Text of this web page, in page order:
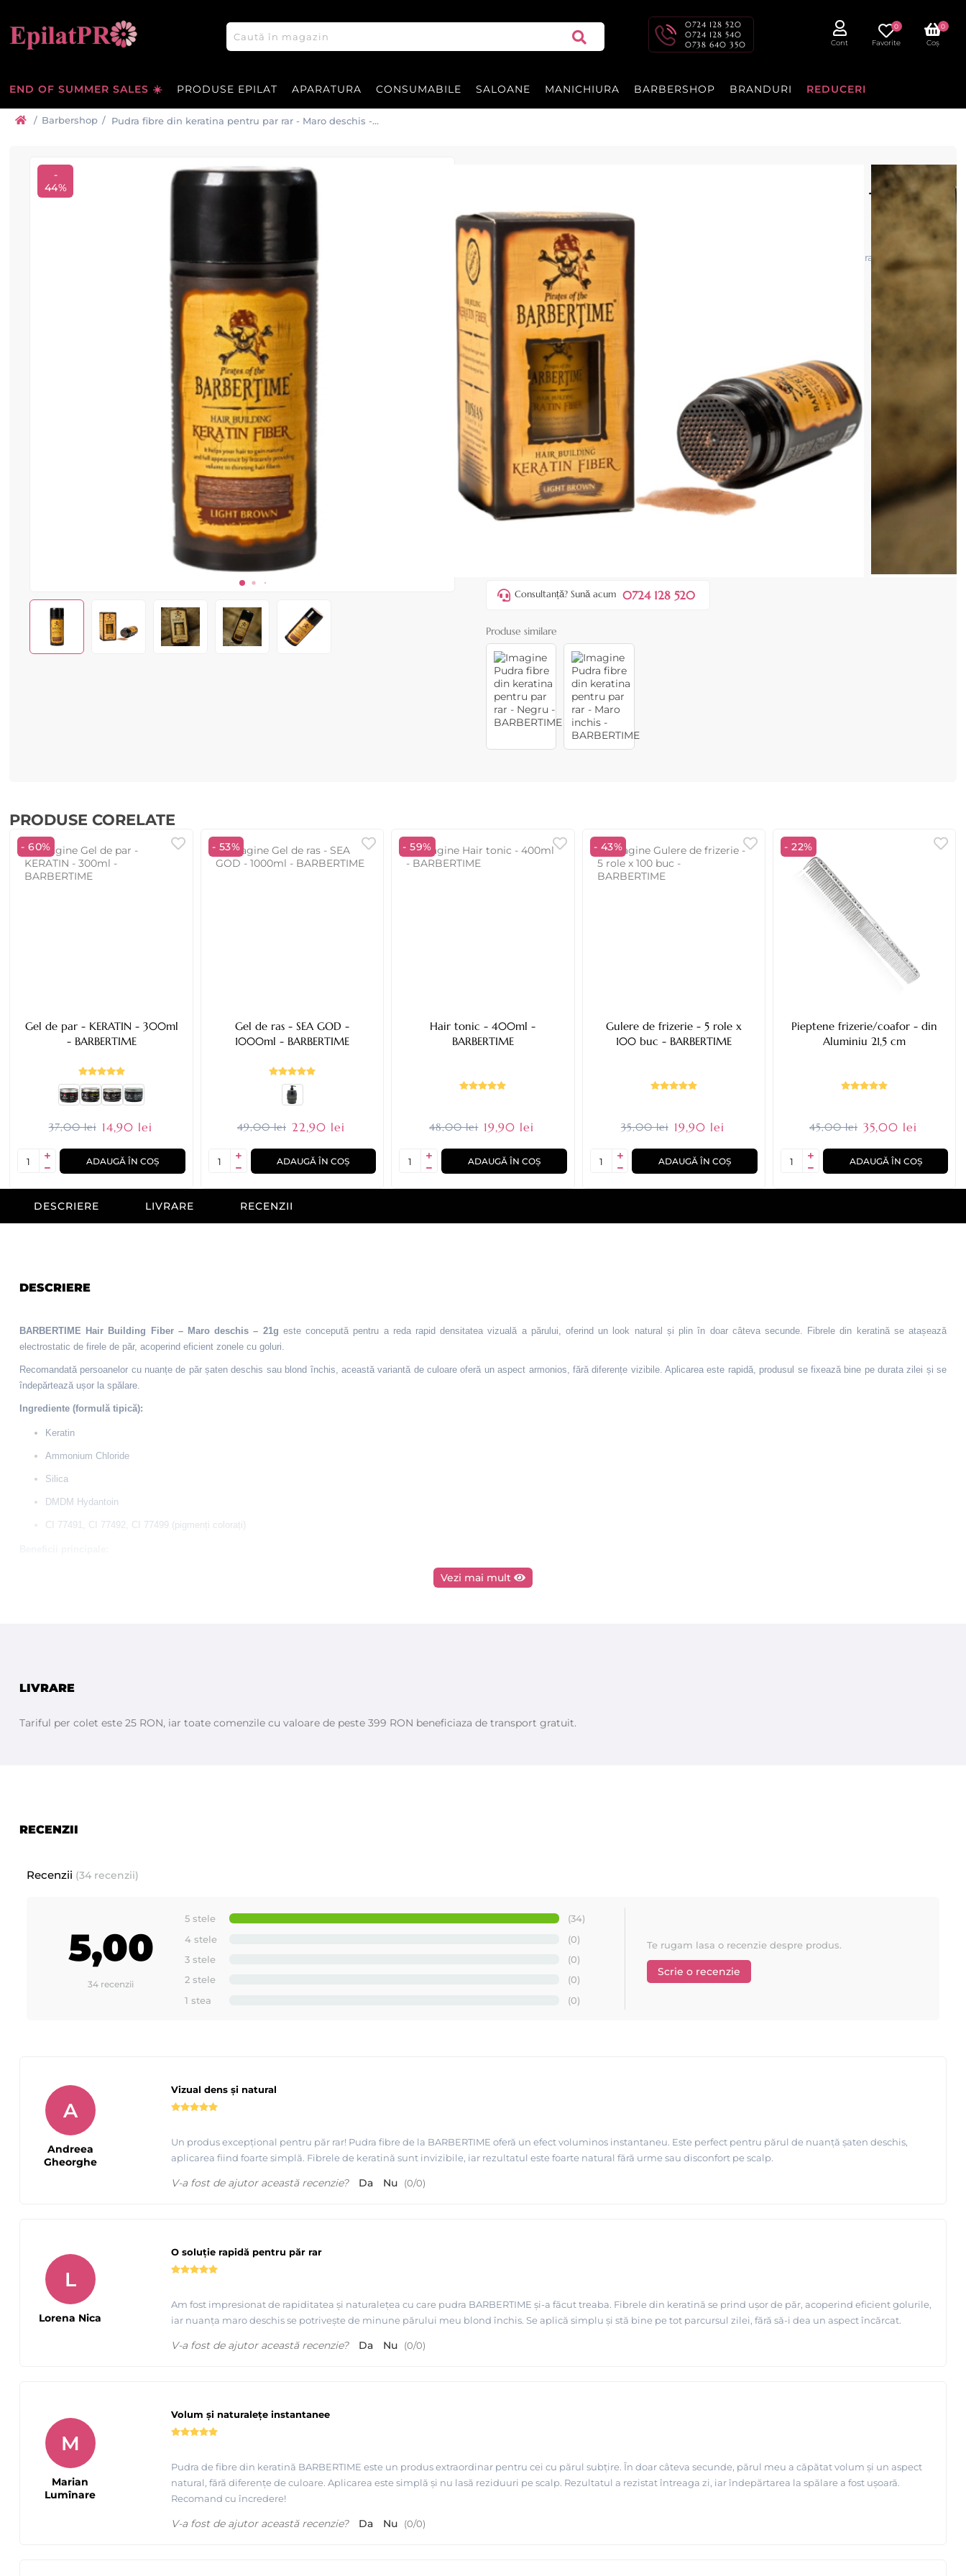
0724 128 520
0724 128 540
0738 640 350
Cont Favorite
0
Coș
0
END OF SUMMER SALES ☀️ PRODUSE EPILAT APARATURA CONSUMABILE SALOANE MANICHIURA BARBERSHOP BRANDURI REDUCERI
/ Barbershop / Pudra fibre din keratina pentru par rar - Maro deschis -
-
44%
Pudra fibre din keratina pentru par rar - Maro
deschis - BARBERTIME
Pudră cu fibre de keratină BARBERTIME – Maro deschis – 21g oferă un aspect natural și volum
instant pentru părul șaten deschis sau blond închis cu zone rare.
34 recenzii | Adăugați recenzia dvs.
Cod produs: BAT24
În stoc
75,00 lei Preț: 41,90 lei
ADAUGĂ ÎN COȘ
Favorite
Consultanță? Sună acum 0724 128 520
Produse similare
PRODUSE CORELATE
- 60%
Gel de par - KERATIN - 300ml
- BARBERTIME
37,00 lei 14,90 lei
ADAUGĂ ÎN COȘ
- 53%
Gel de ras - SEA GOD -
1000ml - BARBERTIME
49,00 lei 22,90 lei
ADAUGĂ ÎN COȘ
- 59%
Hair tonic - 400ml -
BARBERTIME
48,00 lei 19,90 lei
ADAUGĂ ÎN COȘ
- 43%
Gulere de frizerie - 5 role x
100 buc - BARBERTIME
35,00 lei 19,90 lei
ADAUGĂ ÎN COȘ
- 22%
Pieptene frizerie/coafor - din
Aluminiu 21,5 cm
45,00 lei 35,00 lei
ADAUGĂ ÎN COȘ
DESCRIERE LIVRARE RECENZII
DESCRIERE
BARBERTIME Hair Building Fiber – Maro deschis – 21g este concepută pentru a reda rapid densitatea vizuală a părului, oferind un look natural și plin în doar câteva secunde. Fibrele din keratină se atașează
electrostatic de firele de păr, acoperind eficient zonele cu goluri.
Recomandată persoanelor cu nuanțe de păr șaten deschis sau blond închis, această variantă de culoare oferă un aspect armonios, fără diferențe vizibile. Aplicarea este rapidă, produsul se fixează bine pe durata zilei și se
îndepărtează ușor la spălare.
Ingrediente (formulă tipică):
Keratin
Ammonium Chloride
Silica
DMDM Hydantoin
CI 77491, CI 77492, CI 77499 (pigmenți colorați)
Vezi mai mult
LIVRARE
Tariful per colet este 25 RON, iar toate comenzile cu valoare de peste 399 RON beneficiaza de transport gratuit.
RECENZII
Recenzii (34 recenzii)
5,00
34 recenzii
5 stele
(34)
4 stele
(0)
3 stele
(0)
2 stele
(0)
1 stea
(0)
Te rugam lasa o recenzie despre produs.
Scrie o recenzie
Vizual dens și natural
Un produs excepțional pentru păr rar! Pudra fibre de la BARBERTIME oferă un efect voluminos instantaneu. Este perfect pentru părul de nuanță șaten deschis,
aplicarea fiind foarte simplă. Fibrele de keratină sunt invizibile, iar rezultatul este foarte natural fără urme sau disconfort pe scalp.
A
Andreea
Gheorghe
V-a fost de ajutor această recenzie?
Da Nu (0/0)
O soluție rapidă pentru păr rar
Am fost impresionat de rapiditatea și naturalețea cu care pudra BARBERTIME și-a făcut treaba. Fibrele din keratină se prind ușor de păr, acoperind eficient golurile,
iar nuanța maro deschis se potrivește de minune părului meu blond închis. Se aplică simplu și stă bine pe tot parcursul zilei, fără să-i dea un aspect încărcat.
L
Lorena Nica
V-a fost de ajutor această recenzie? Da Nu (0/0)
Volum și naturalețe instantanee
Pudra de fibre din keratină BARBERTIME este un produs extraordinar pentru cei cu părul subțire. În doar câteva secunde, părul meu a căpătat volum și un aspect
natural, fără diferențe de culoare. Aplicarea este simplă și nu lasă reziduuri pe scalp. Rezultatul a rezistat întreaga zi, iar îndepărtarea la spălare a fost ușoară.
Recomand cu încredere!
M
Marian
Lumînare
V-a fost de ajutor această recenzie? Da Nu (0/0)